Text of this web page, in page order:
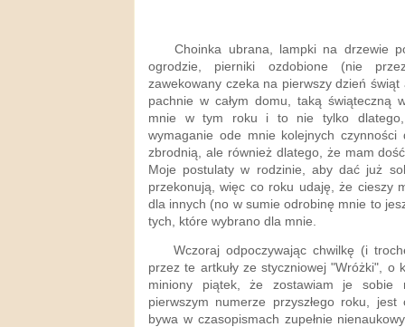
Choinka ubrana, lampki na drzewie
ogrodzie, pierniki ozdobione (nie
zawekowany czeka na pierwszy dzień
pachnie w całym domu, taką świąteczną
mnie w tym roku i to nie tylko
wymaganie ode mnie kolejnych
zbrodnią, ale również dlatego, że mam
Moje postulaty w rodzinie, aby dać już
przekonują, więc co roku udaję, że cieszy
dla innych (no w sumie odrobinę mnie to
tych, które wybrano dla mnie.
Wczoraj odpoczywając chwilkę (i
przez te artkuły ze styczniowej "Wróżki", o
miniony piątek, że zostawiam je
pierwszym numerze przyszłego roku,
bywa w czasopismach zupełnie